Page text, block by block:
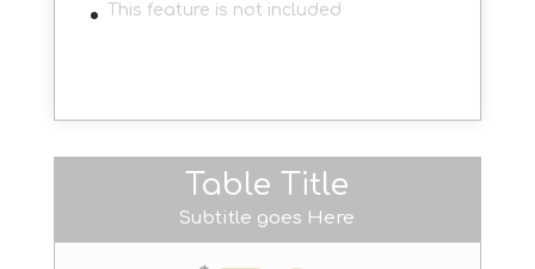
This feature is not included
Table Title
Subtitle goes Here